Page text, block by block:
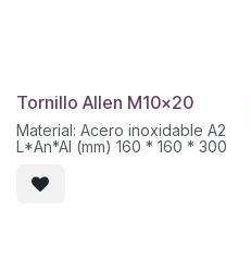
Tornillo Allen M10x20
Material: Acero inoxidable A2
L*An*Al (mm) 160 * 160 * 300